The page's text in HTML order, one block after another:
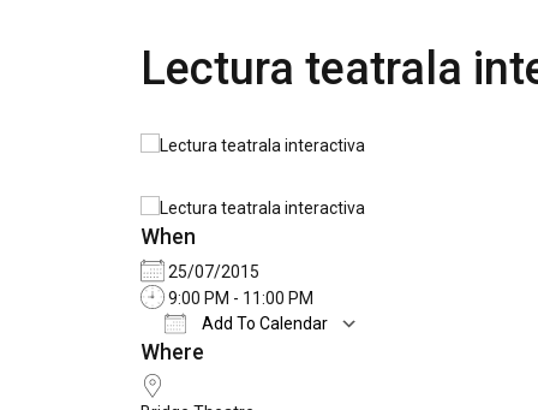
Lectura teatrala
When
25/07/2015
9:00 PM - 11:00 PM
Add To Calendar
Download ICS
Where